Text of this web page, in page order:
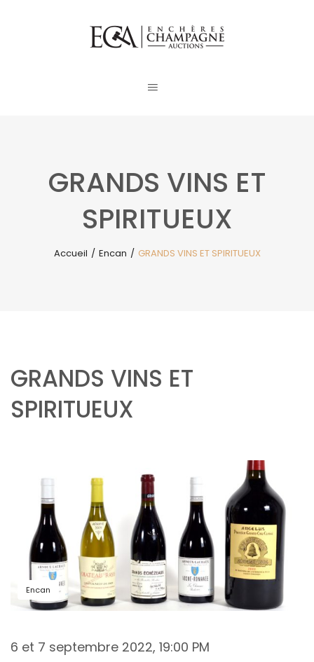
GRANDS VINS ET
SPIRITUEUX
Accueil / Encan / GRANDS VINS ET SPIRITUEUX
GRANDS VINS ET
SPIRITUEUX
Encan
6 et 7 septembre 2022, 19:00 PM